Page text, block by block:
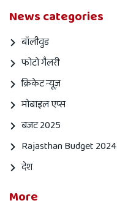
News categories
बॉलीवुड
फोटो गैलरी
क्रिकेट न्यूज़
मोबाइल एप्स
बजट 2025
Rajasthan Budget 2024
देश
More